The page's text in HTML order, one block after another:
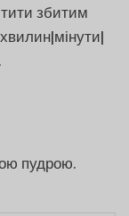
збитим
пудрою.